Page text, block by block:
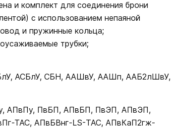
и комплект для соединения брони
с использованием непаяной
и пружинные кольца;
трубки;
АСБлУ, СБН, ААШвУ, ААШп, ААБ2лШвУ,
АПвПу, ПвБП, АПвБП, ПвЭП, АПвЭП,
ТАС, АПвБВнг-LS-ТАС, АПвКаП2гж-